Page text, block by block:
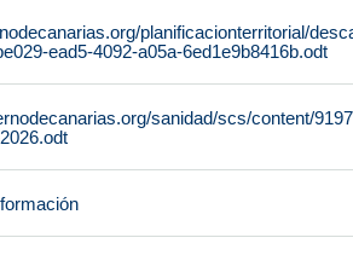
planificacionterritorial/
ead5-4092-a05a-6ed1e9b8416b.odt
sanidad/scs/content/